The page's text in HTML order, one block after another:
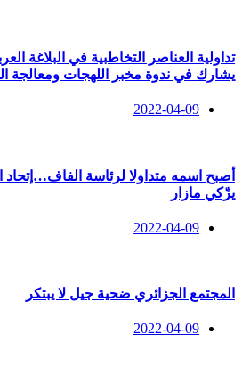
تداولية العناصر التخاطبية في البلاغة
يشارك في ندوة مخبر اللهجات ومعالجة
2022-04-09
أصبح اسمه متداولا لرئاسة الفاف…إتحاد
يزّكي مازار
2022-04-09
المجتمع الجزائري ضحية جيل لا يبتكر
2022-04-09